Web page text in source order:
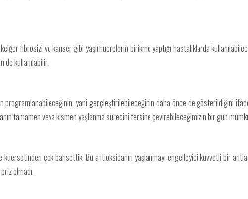
fibrosizi ve kanser gibi yaşlı hücrelerin birikme yaptığı hastalıklarda
de kullanılabilir.
programlanabileceğinin, yani gençleştirilebileceğinin daha önce de gösterildiğini
tamamen veya kısmen yaşlanma sürecini tersine çevirebileceğimizin bir gün
çok bahsettik. Bu antioksidanın yaşlanmayı engelleyici kuvvetli bir
olmadı.